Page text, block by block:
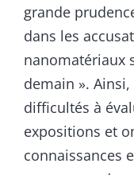
grande
dans les
nanomatériaux
demain ».
difficultés à
expositions et
connaissances